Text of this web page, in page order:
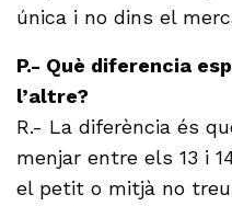
única i no dins el
P.- Què diferencia
l’altre?
R.- La diferència és
menjar entre els 13 i
el petit o mitjà no